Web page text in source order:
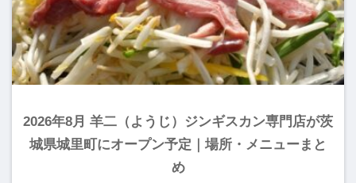
2026年8月 羊二（ようじ）ジンギスカン専門店が茨
城県城里町にオープン予定｜場所・メニューまと
め